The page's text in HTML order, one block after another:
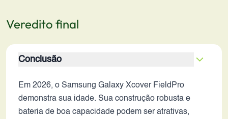
Veredito final
Conclusão
Em 2026, o Samsung Galaxy Xcover FieldPro
demonstra sua idade. Sua construção robusta e
bateria de boa capacidade podem ser atrativas,